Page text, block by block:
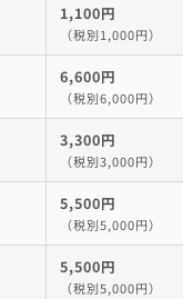
1,100円
（税別1,000円）
6,600円
（税別6,000円）
3,300円
（税別3,000円）
5,500円
（税別5,000円）
5,500円
（税別5,000円）